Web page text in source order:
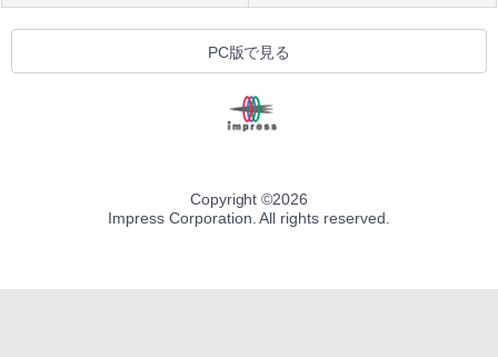
PC版で見る
Copyright ©2026
Impress Corporation. All rights reserved.